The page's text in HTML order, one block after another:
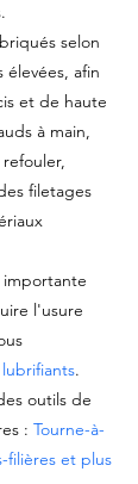
selon
élevées, afin
et de haute
à main,
filetages
l'usure
lubrifiants.
outils de
: Tourne-à-
filières et plus